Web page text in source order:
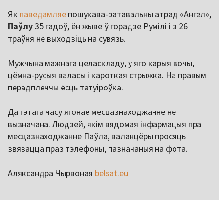
Як паведамляе пошукава-ратавальны атрад «Ангел»,
Паўлу35 гадоў, ён жыве ў горадзе Румілі і з 26
траўня не выходзіць на сувязь.
Мужчына мажнага целаскладу, у яго карыя вочы,
цёмна-русыя валасы і кароткая стрыжка. На правым
перадплеччы ёсць татуіроўка.
Да гэтага часу ягонае месцазнаходжанне не
вызначана. Людзей, якім вядомая інфармацыя пра
месцазнаходжанне Паўла, валанцёры просяць
звязацца праз тэлефоны, пазначаныя на фота.
Аляксандра Чырвоная belsat.eu